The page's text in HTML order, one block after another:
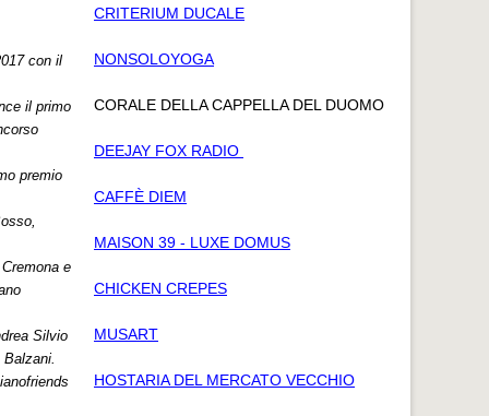
con il
il primo
premio
e
Silvio
CRITERIUM DUCALE
NONSOLOYOGA
CORALE DELLA CAPPELLA DEL DUOMO
DEEJAY FOX RADIO
CAFFÈ DIEM
MAISON 39 - LUXE DOMUS
CHICKEN CREPES
MUSART
HOSTARIA DEL MERCATO VECCHIO